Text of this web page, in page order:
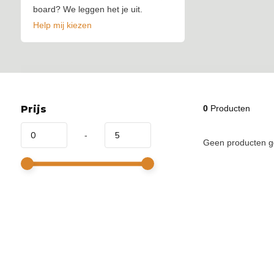
board? We leggen het je uit.
Help mij kiezen
Prijs
-
0Producten
Geen producten